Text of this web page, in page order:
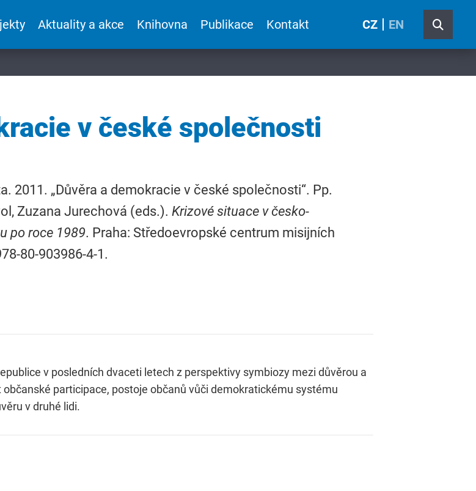
Aktuality a akce Knihovna Publikace Kontakt CZ EN
v české společnosti
2011. „Důvěra a demokracie v české společnosti“. Pp.
Zuzana Jurechová (eds.). Krizové situace v česko-
po roce 1989. Praha: Středoevropské centrum misijních
80-903986-4-1.
v posledních dvaceti letech z perspektivy symbiozy mezi důvěrou a
participace, postoje občanů vůči demokratickému systému
v druhé lidi.